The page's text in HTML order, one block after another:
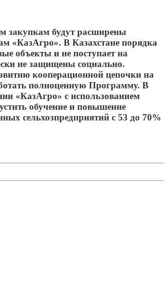
закупкам будут расширены
«КазАгро». В Казахстане порядка
объекты и не поступает на
не защищены социально.
кооперационной цепочки на
полноценную Программу. В
«КазАгро» с использованием
обучение и повышение
сельхозпредприятий с 53 до 70%